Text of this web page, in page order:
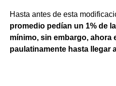
Hasta antes de esta
promedio pedían un 1% de
mínimo, sin embargo, ahora
paulatinamente hasta llegar